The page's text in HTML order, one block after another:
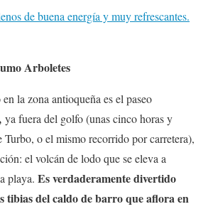
de buena energía y muy refrescantes.
Arboletes
la zona antioqueña es el paseo
ya fuera del golfo (unas cinco horas y
Turbo, o el mismo recorrido por carretera),
el volcán de lodo que se eleva a
playa. Es verdaderamente divertido
tibias del caldo de barro que aflora en